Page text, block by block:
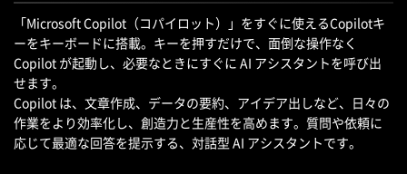
「Microsoft Copilot（コパイロット）」をすぐに使えるCopilotキ
ーをキーボードに搭載。キーを押すだけで、面倒な操作なく
Copilot が起動し、必要なときにすぐに AI アシスタントを呼び出
せます。
Copilot は、文章作成、データの要約、アイデア出しなど、日々の
作業をより効率化し、創造力と生産性を高めます。質問や依頼に
応じて最適な回答を提示する、対話型 AI アシスタントです。